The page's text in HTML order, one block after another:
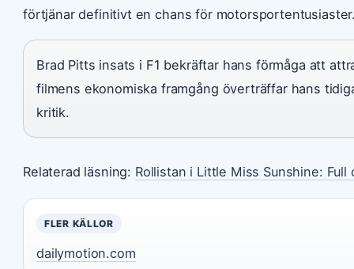
förtjänar definitivt en chans för
Brad Pitts insats i F1 bekräftar hans förmåga att
filmens ekonomiska framgång överträffar hans
kritik.
Relaterad läsning: Rollistan i Little Miss Sunshine: Full
FLER KÄLLOR
dailymotion.com